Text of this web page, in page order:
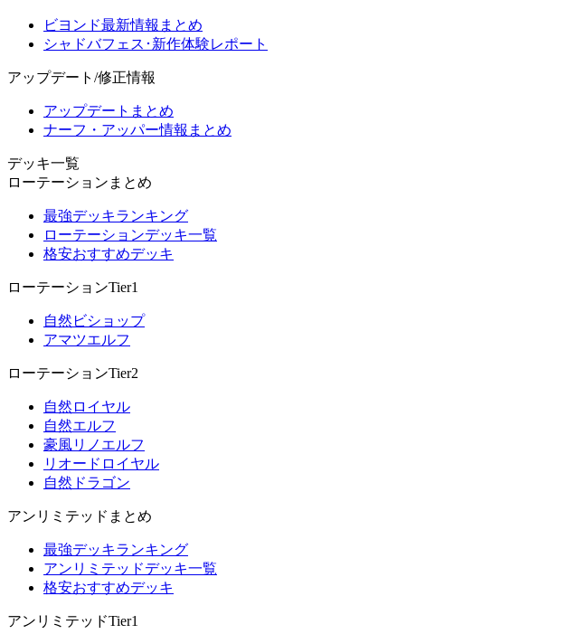
ビヨンド最新情報まとめ
シャドバフェス･新作体験レポート
アップデート/修正情報
アップデートまとめ
ナーフ・アッパー情報まとめ
デッキ一覧
ローテーションまとめ
最強デッキランキング
ローテーションデッキ一覧
格安おすすめデッキ
ローテーションTier1
自然ビショップ
アマツエルフ
ローテーションTier2
自然ロイヤル
自然エルフ
豪風リノエルフ
リオードロイヤル
自然ドラゴン
アンリミテッドまとめ
最強デッキランキング
アンリミテッドデッキ一覧
格安おすすめデッキ
アンリミテッドTier1